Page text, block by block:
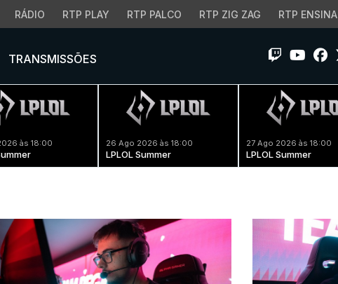
RÁDIO RTP PLAY RTP PALCO RTP ZIG ZAG RTP ENSINA
TRANSMISSÕES
às 18:00 26 Ago 2026 às 18:00
LPLOL Summer
27 Ago 2026 às 18:00
LPLOL Summer